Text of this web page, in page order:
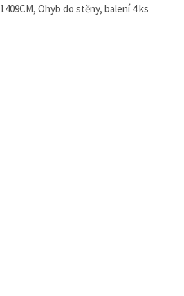
1409CM, Ohyb do stěny, balení 4 ks